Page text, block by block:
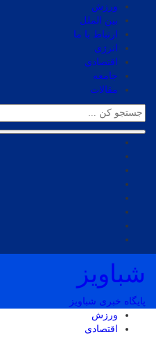
ورزش
بین الملل
ارتباط با ما
انرژی
اقتصادی
جامعه
مقالات
شباویز
پایگاه خبری شباویز
ورزش
اقتصادی